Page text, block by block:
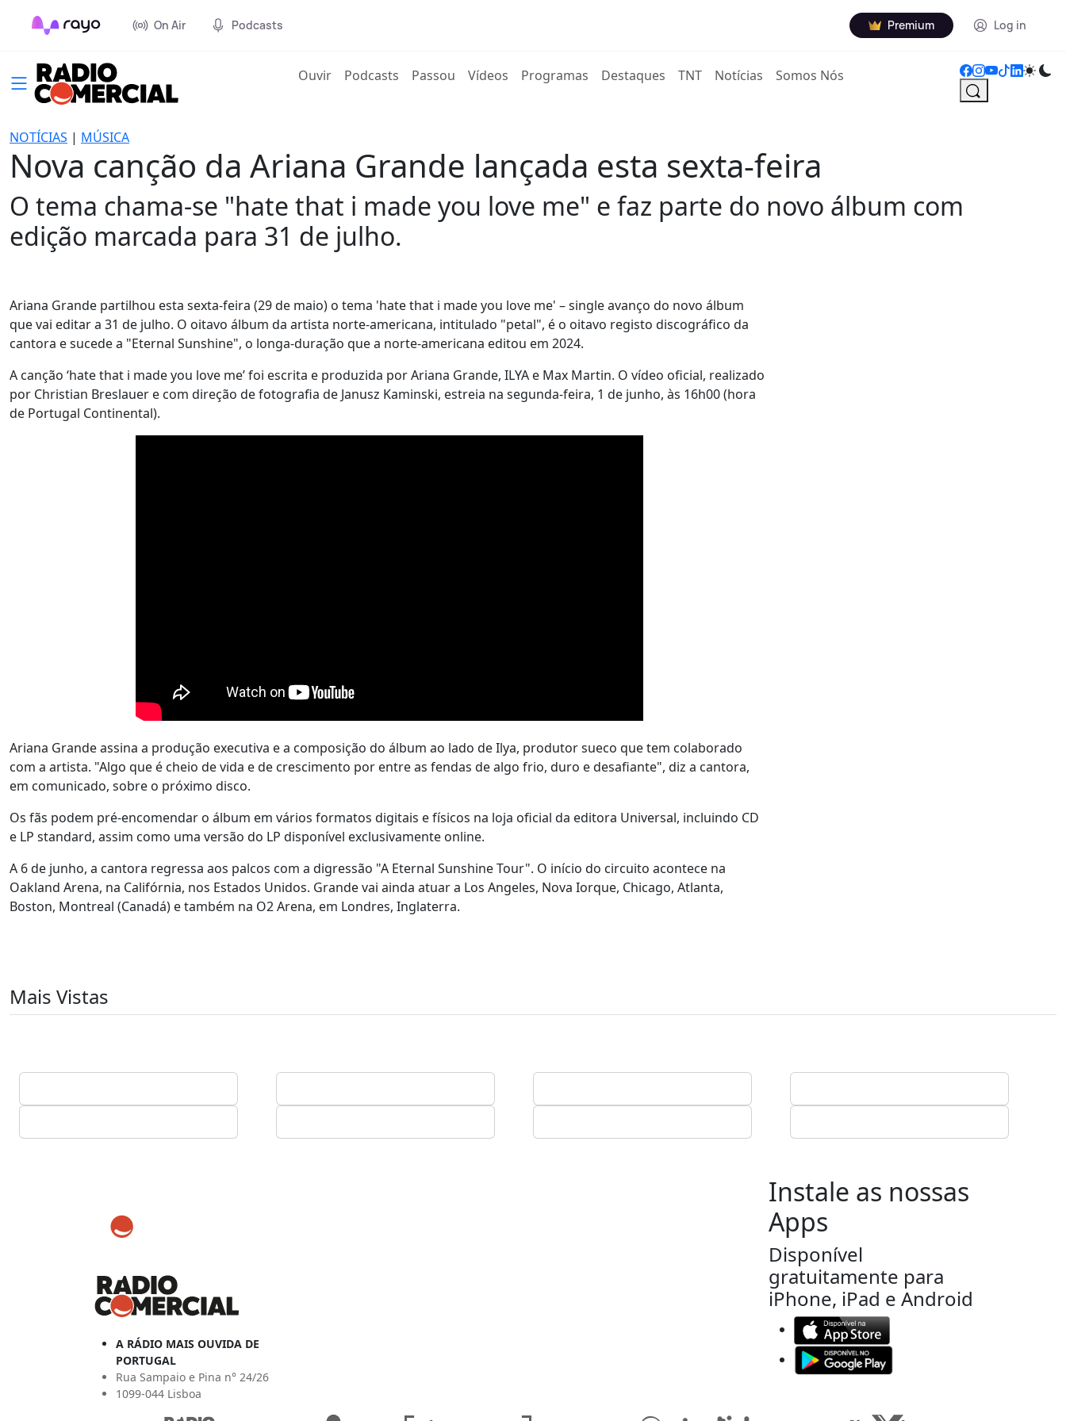
On Air Podcasts Premium Log in
Ouvir(current)
Podcasts Passou Vídeos Programas Destaques TNT Notícias Somos Nós
NOTÍCIAS | MÚSICA
Nova canção da Ariana Grande lançada esta sexta-feira
O tema chama-se "hate that i made you love me" e faz parte do novo álbum com
edição marcada para 31 de julho.
Ariana Grande partilhou esta sexta-feira (29 de maio) o tema 'hate that i made you love me' – single avanço do novo álbum
que vai editar a 31 de julho. O oitavo álbum da artista norte-americana, intitulado "petal", é o oitavo registo discográfico da
cantora e sucede a "Eternal Sunshine", o longa-duração que a norte-americana editou em 2024.
A canção ‘hate that i made you love me’ foi escrita e produzida por Ariana Grande, ILYA e Max Martin. O vídeo oficial, realizado
por Christian Breslauer e com direção de fotografia de Janusz Kaminski, estreia na segunda-feira, 1 de junho, às 16h00 (hora
de Portugal Continental).
Ariana Grande assina a produção executiva e a composição do álbum ao lado de Ilya, produtor sueco que tem colaborado
com a artista. "Algo que é cheio de vida e de crescimento por entre as fendas de algo frio, duro e desafiante", diz a cantora,
em comunicado, sobre o próximo disco.
Os fãs podem pré-encomendar o álbum em vários formatos digitais e físicos na loja oficial da editora Universal, incluindo CD
e LP standard, assim como uma versão do LP disponível exclusivamente online.
A 6 de junho, a cantora regressa aos palcos com a digressão "A Eternal Sunshine Tour". O início do circuito acontece na
Oakland Arena, na Califórnia, nos Estados Unidos. Grande vai ainda atuar a Los Angeles, Nova Iorque, Chicago, Atlanta,
Boston, Montreal (Canadá) e também na O2 Arena, em Londres, Inglaterra.
Mais Vistas
A RÁDIO MAIS OUVIDA DE
PORTUGAL
Rua Sampaio e Pina n° 24/26
1099-044 Lisboa
Instale as nossas
Apps
Disponível
gratuitamente para
iPhone, iPad e Android